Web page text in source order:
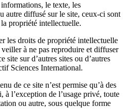
le texte, les
autre diffusé sur le site, ceux-ci sont
propriété intellectuelle.
les droits de propriété intellectuelle
à ne pas reproduire et diffuser
site sur d’autres sites ou d’autres
Sciences International.
de ce site n’est permise qu’à des
à l’exception de l’usage privé, toute
ou autre, sous quelque forme